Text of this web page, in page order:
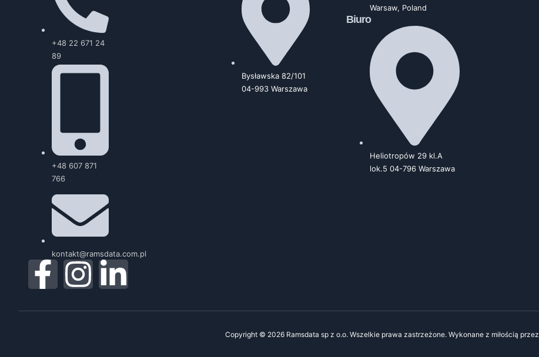
+48 22 671 24
89
+48 607 871
766
kontakt@ramsdata.com.pl
Bysławska 82/101
04-993 Warszawa
Warsaw, Poland
Biuro
Heliotropów 29 kl.A
lok.5 04-796 Warszawa
Copyright © 2026 Ramsdata sp z o.o. Wszelkie prawa zastrzeżone. Wykonane z miłością przez